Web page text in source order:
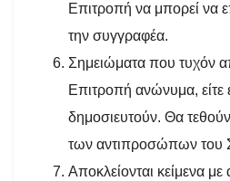
Επιτροπή να μπορεί να
την συγγραφέα.
Σημειώματα που τυχόν
Επιτροπή ανώνυμα,
δημοσιευτούν. Θα
των αντιπροσώπων του
Αποκλείονται κείμενα